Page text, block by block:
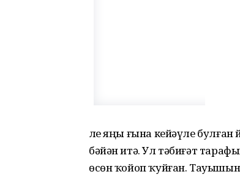
Әле яңы ғына кейәүле
бәйән итә. Ул тәбиғәт
өсөн ҡойоп ҡуйған.